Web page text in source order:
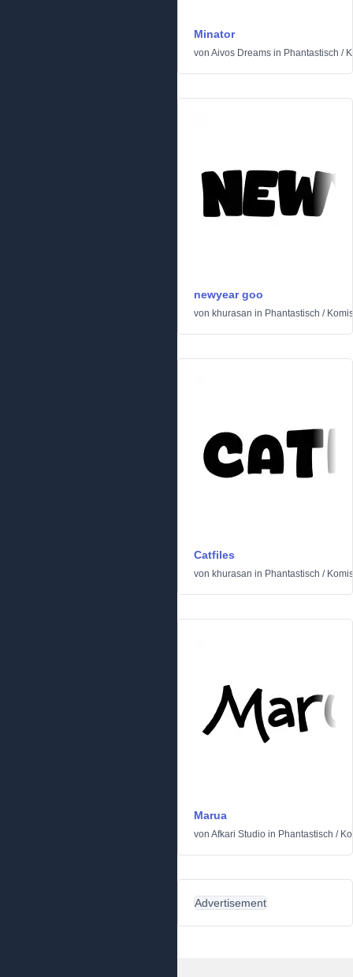
Minator
von Aivos Dreams in Phantastisch /
newyear goo
von khurasan in Phantastisch /
Catfiles
von khurasan in Phantastisch /
Marua
von Afkari Studio in Phantastisch /
Advertisement